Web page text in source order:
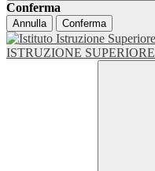
Conferma
Annulla Conferma
ISTRUZIONE SUPERIORE